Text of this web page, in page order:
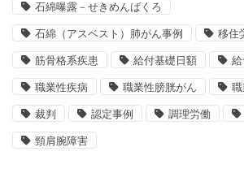
石綿曝露－せきめんばくろ
石綿（アスベスト）肺がん事例 移住
筋骨格系疾患 給付基礎日額
職業性疾病 職業性膀胱がん 職
裁判 認定事例 調理労働
頸肩腕障害